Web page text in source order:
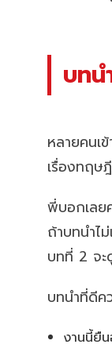
บท
หลายคนเ
เรื่องทฤษ
พี่บอกเลย
ถ้าบทนำไ
บทที่ 2 จะ
บทนำที่ดีค
งานนี้ยื